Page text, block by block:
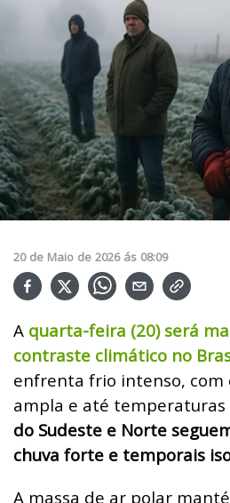
20 de Maio de 2026 ás 08:09
A quarta-feira (20) será
contraste climático no
enfrenta frio intenso, com
ampla e até temperaturas
do Sudeste e Norte
chuva forte e temporais
A massa de ar polar